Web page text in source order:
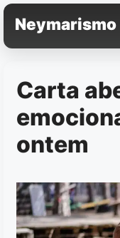
Pular
para
o
Neymarismo
Carta
ontem